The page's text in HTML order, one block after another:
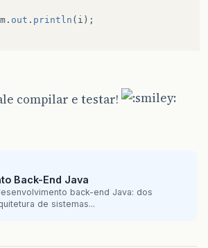
. out . println ( i );
compilar e testar!
Back-End Java
back-end Java: dos
de sistemas...